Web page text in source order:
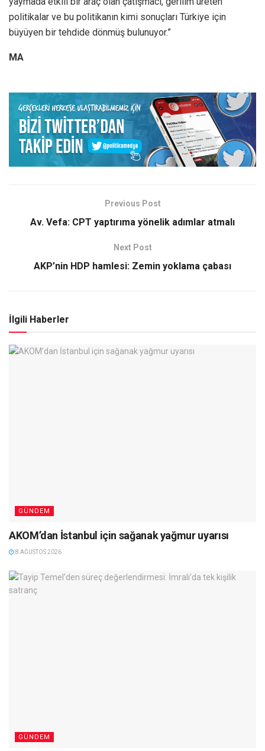
politikalar ve bu politikanın kimi sonuçları Türkiye için
büyüyen bir tehdide dönmüş bulunuyor.”
MA
Previous Post
Av. Vefa: CPT yaptırıma yönelik adımlar atmalı
Next Post
AKP’nin HDP hamlesi: Zemin yoklama çabası
İlgili Haberler
GÜNDEM
AKOM’dan İstanbul için sağanak yağmur uyarısı
8 AĞUSTOS 2026
GÜNDEM